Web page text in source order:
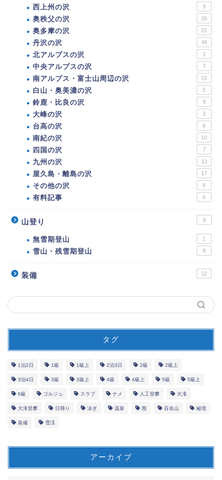
西上州の沢 9
奥秩父の沢 26
奥多摩の沢 21
丹沢の沢 48
北アルプスの沢 1
中央アルプスの沢 7
南アルプス・富士山周辺の沢 15
白山・奥美濃の沢 5
鈴鹿・比良の沢 9
大峰の沢 2
台高の沢 6
南紀の沢 10
四国の沢 7
九州の沢 13
屋久島・離島の沢 17
その他の沢 6
有料記事 6
山登り 9
無雪期登山 1
雪山・残雪期登山 8
装備 12
タグ
1泊2日 1級 1級上 2泊3日 2級 2級上
3泊4日 3級 3級上 4級 4級上 5級 5級上
6級 ゴルジュ スラブ ナメ 人工登攀 大滝
大滝登攀 日帰り 泳ぎ 温泉 熊 百名山 秘境
装備 雪渓
アーカイブ